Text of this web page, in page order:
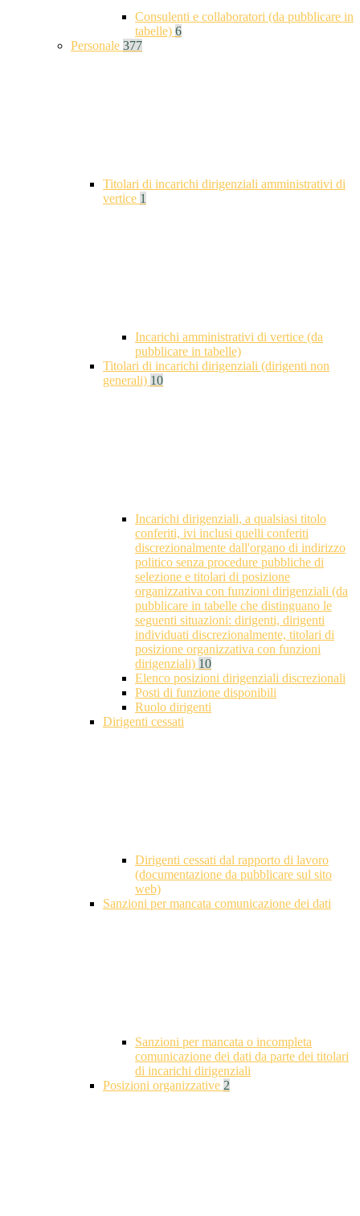
Consulenti e collaboratori (da pubblicare in
tabelle) 6
Personale 377
Titolari di incarichi dirigenziali amministrativi di
vertice 1
Incarichi amministrativi di vertice (da
pubblicare in tabelle)
Titolari di incarichi dirigenziali (dirigenti non
generali) 10
Incarichi dirigenziali, a qualsiasi titolo
conferiti, ivi inclusi quelli conferiti
discrezionalmente dall'organo di indirizzo
politico senza procedure pubbliche di
selezione e titolari di posizione
organizzativa con funzioni dirigenziali (da
pubblicare in tabelle che distinguano le
seguenti situazioni: dirigenti, dirigenti
individuati discrezionalmente, titolari di
posizione organizzativa con funzioni
dirigenziali) 10
Elenco posizioni dirigenziali discrezionali
Posti di funzione disponibili
Ruolo dirigenti
Dirigenti cessati
Dirigenti cessati dal rapporto di lavoro
(documentazione da pubblicare sul sito
web)
Sanzioni per mancata comunicazione dei dati
Sanzioni per mancata o incompleta
comunicazione dei dati da parte dei titolari
di incarichi dirigenziali
Posizioni organizzative 2